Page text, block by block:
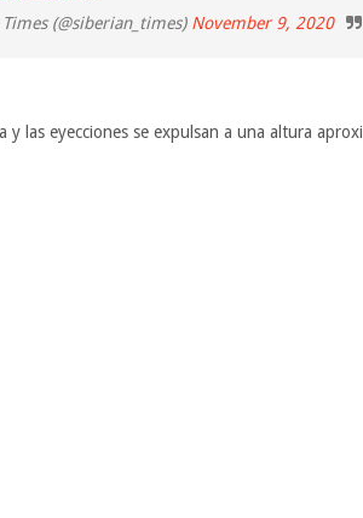
(@siberian_times) November 9, 2020
y las eyecciones se expulsan a una altura